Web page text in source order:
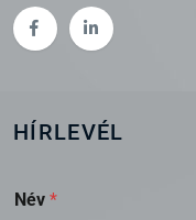
HÍRLEVÉL
Név *